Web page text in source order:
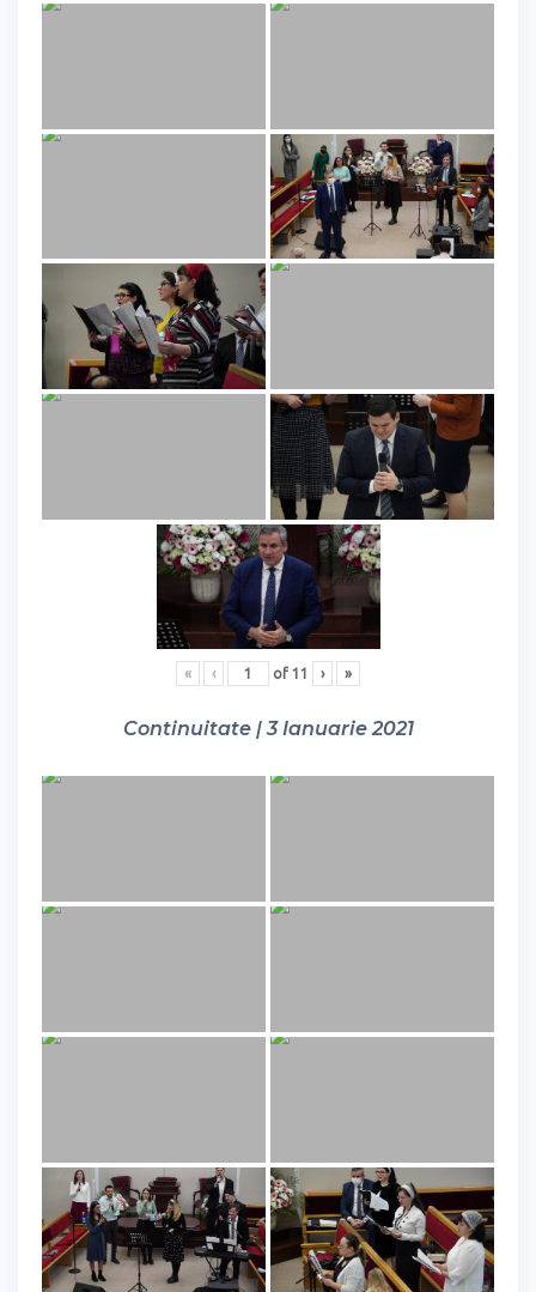
« ‹ of 11 › »
Continuitate | 3 Ianuarie 2021